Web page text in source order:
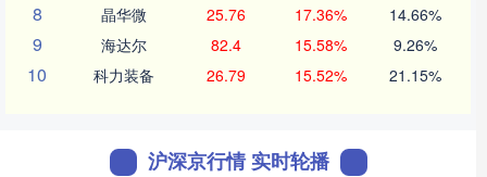
8 晶华微 25.76 17.36% 14.66%
9 海达尔 82.4 15.58% 9.26%
10 科力装备 26.79 15.52% 21.15%
沪深京行情 实时轮播